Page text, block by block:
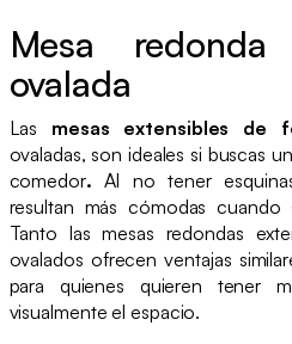
Mesa
ovalada
Las mesas extensibles de
ovaladas, son ideales si buscas
comedor. Al no tener
resultan más cómodas cuando
Tanto las mesas redondas
ovalados ofrecen ventajas
para quienes quieren tener
visualmente el espacio.